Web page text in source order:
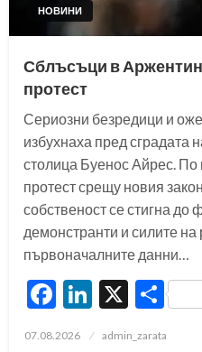
НОВИНИ
Сблъсъци в
протест
Сериозни безредици и
избухнаха пред сградата
столица Буенос Айрес.
протест срещу новия
собственост се стигна
демонстранти и силите
първоначалните данни…
Facebook
LinkedIn
X
Posted
07.08.2026 admin_zarata